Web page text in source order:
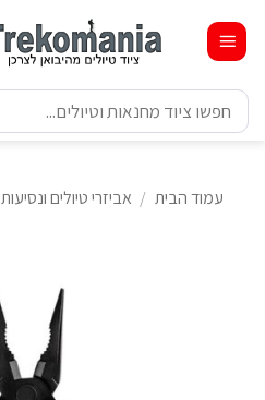
content
חיפוש
עבור:
עמוד הבית / אביזרי טיולים ונסיעות